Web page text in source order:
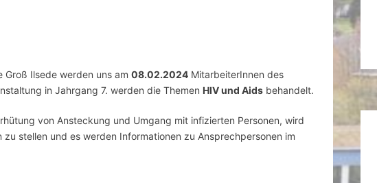
Groß Ilsede werden uns am 08.02.2024 MitarbeiterInnen des
in Jahrgang 7. werden die Themen HIV und Aids behandelt.
von Ansteckung und Umgang mit infizierten Personen, wird
stellen und es werden Informationen zu Ansprechpersonen im